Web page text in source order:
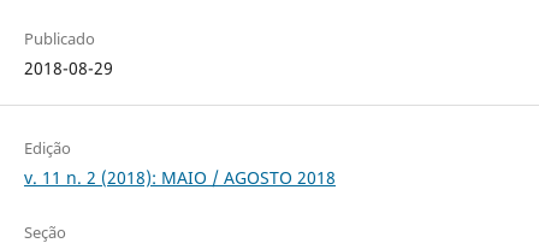
Publicado
2018-08-29
Edição
v. 11 n. 2 (2018): MAIO / AGOSTO 2018
Seção